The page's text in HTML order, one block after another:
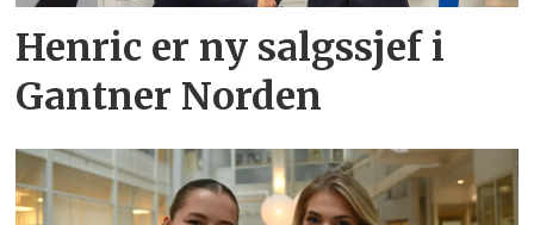
Henric er ny salgssjef i
Gantner Norden